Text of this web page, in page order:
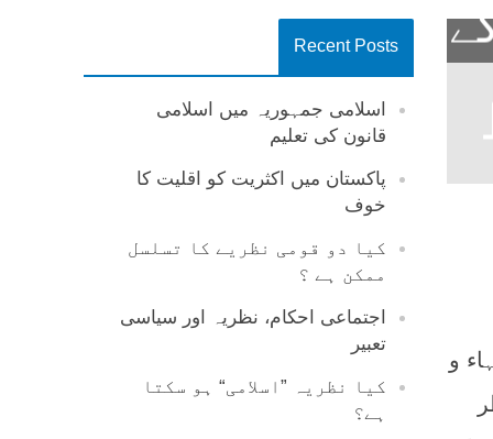
Recent Posts
اسلامی جمہوریہ میں اسلامی
قانون کی تعلیم
پاکستان میں اکثریت کو اقلیت کا
خوف
کیا دو قومی نظریے کا تسلسل
ممکن ہے ؟
اجتماعی احکام، نظریہ اور سیاسی
تعبیر
کیا نظریہ ”اسلامی“ ہو سکتا
ہے؟
و